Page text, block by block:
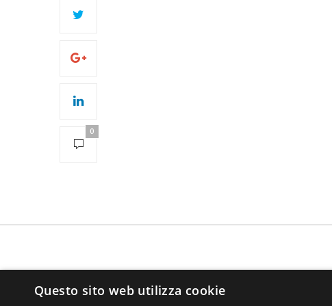
0
Questo sito web utilizza cookie